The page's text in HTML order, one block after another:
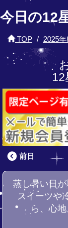
今日の12
TOP 2025
12
前日
蒸し暑い日
スイーツや
ら、心